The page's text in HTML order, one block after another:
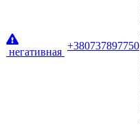
негативная
+380737897750